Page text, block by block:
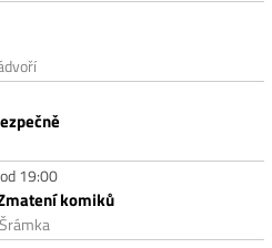
19:00
komiků